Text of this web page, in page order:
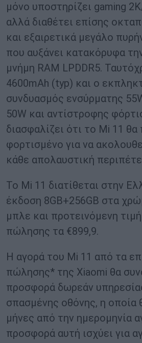
μόνο υποστηρίζει gaming
αλλά διαθέτει επίσης
και εξαιρετικά μεγάλο
που αυξάνει κατακόρυφα
μνήμη RAM LPDDR5.
4600mAh (typ) και ο
συνδυασμός ενσύρματης
50W και αντίστροφης
διασφαλίζει ότι το Mi 11 θα
φορτισμένο για να
κάθε απολαυστική
Το Mi 11 διατίθεται στην
έκδοση 8GB+256GB στα
μπλε και προτεινόμενη
πώλησης τα €899,9.
Η αγορά του Mi 11 από τα
πώλησης* της Xiaomi θα
προσφορά δωρεάν
σπασμένης οθόνης, η οποία
μήνες από την ημερομηνία
προσφορά αυτή ισχύει για